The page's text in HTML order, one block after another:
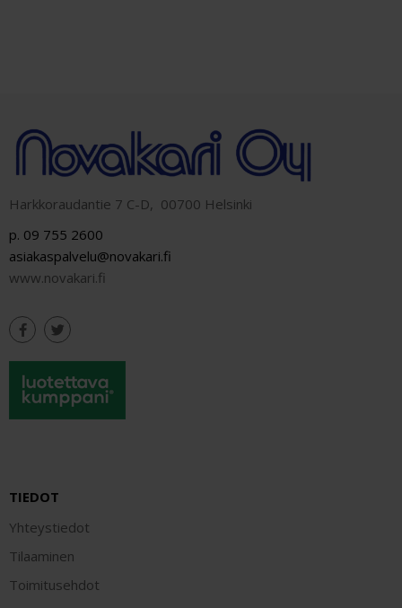
Harkkoraudantie 7 C-D, 00700 Helsinki
p. 09 755 2600
asiakaspalvelu@novakari.fi
www.novakari.fi
TIEDOT
Yhteystiedot
Tilaaminen
Toimitusehdot